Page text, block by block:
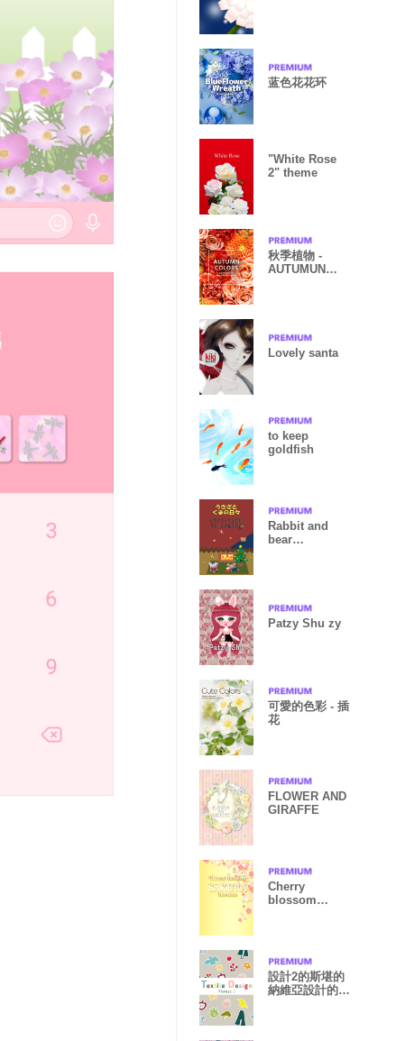
蓝色花花环
"White Rose
2" theme
秋季植物 -
AUTUMUN
Lovely santa
to keep
goldfish
Rabbit and
bear
Patzy Shu zy
可愛的色彩 - 插
花
FLOWER AND
GIRAFFE
Cherry
blossom
設計2的斯堪的
納維亞設計的森